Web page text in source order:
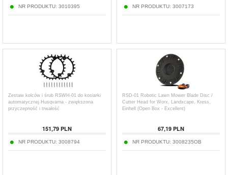
NR PRODUKTU: 3010395 NR PRODUKTU: 3007173
Zestaw kolców i śrub RSWH-01 do kosiarki
automatycznej Husqvarna - zwiększona
przyczepność i trwałość
151,79 PLN
NR PRODUKTU: 3008794
RSD-01 Robotic Lawn Mower Blade Disc /
Cutter Head for Worx, Landxcape, Kress,
Einhell (Open Box - Excellent)
67,19 PLN
NR PRODUKTU: 3008235OB